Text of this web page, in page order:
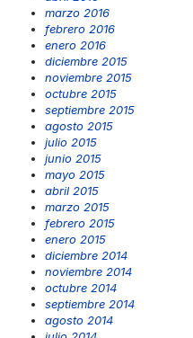
marzo 2016
febrero 2016
enero 2016
diciembre 2015
noviembre 2015
octubre 2015
septiembre 2015
agosto 2015
julio 2015
junio 2015
mayo 2015
abril 2015
marzo 2015
febrero 2015
enero 2015
diciembre 2014
noviembre 2014
octubre 2014
septiembre 2014
agosto 2014